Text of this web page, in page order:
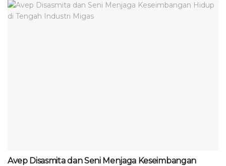
Avep Disasmita dan Seni Menjaga Keseimbangan